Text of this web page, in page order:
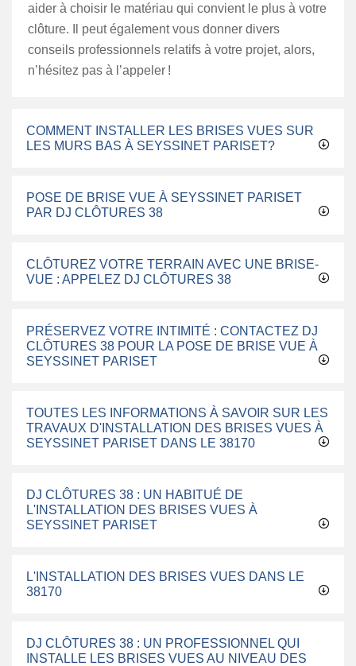
aider à choisir le matériau qui convient le plus à votre
clôture. Il peut également vous donner divers
conseils professionnels relatifs à votre projet, alors,
n’hésitez pas à l’appeler !
COMMENT INSTALLER LES BRISES VUES SUR
LES MURS BAS À SEYSSINET PARISET?
POSE DE BRISE VUE À SEYSSINET PARISET
PAR DJ CLÔTURES 38
CLÔTUREZ VOTRE TERRAIN AVEC UNE BRISE-
VUE : APPELEZ DJ CLÔTURES 38
PRÉSERVEZ VOTRE INTIMITÉ : CONTACTEZ DJ
CLÔTURES 38 POUR LA POSE DE BRISE VUE À
SEYSSINET PARISET
TOUTES LES INFORMATIONS À SAVOIR SUR LES
TRAVAUX D'INSTALLATION DES BRISES VUES À
SEYSSINET PARISET DANS LE 38170
DJ CLÔTURES 38 : UN HABITUÉ DE
L'INSTALLATION DES BRISES VUES À
SEYSSINET PARISET
L'INSTALLATION DES BRISES VUES DANS LE
38170
DJ CLÔTURES 38 : UN PROFESSIONNEL QUI
INSTALLE LES BRISES VUES AU NIVEAU DES